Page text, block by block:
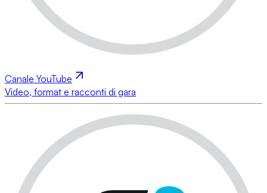
Canale YouTube
Video, format e racconti di gara